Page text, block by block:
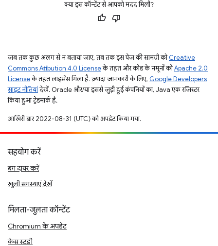
क्या इस कॉन्टेंट से आपको मदद मिली?
जब तक कुछ अलग से न बताया जाए, तब तक इस पेज की सामग्री कोCreative
Commons Attribution 4.0 Licenseके तहत और कोड के नमूनों कोApache 2.0
Licenseके तहत लाइसेंस मिला है. ज़्यादा जानकारी के लिए, Google Developers
साइट नीतियांदेखें. Oracle और/या इससे जुड़ी हुई कंपनियों का, Java एक रजिस्टर
किया हुआ ट्रेडमार्क है.
आखिरी बार 2022-08-31 (UTC) को अपडेट किया गया.
सहयोग करें
बग दायर करें
खुली समस्याएं देखें
मिलता-जुलता कॉन्टेंट
Chromium के अपडेट
केस स्टडी